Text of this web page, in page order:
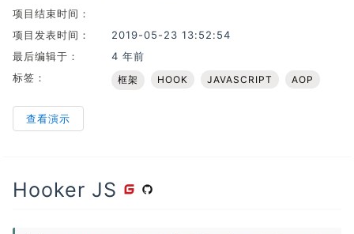
项目结束时间：
项目发表时间：
2019-05-23 13:52:54
最后编辑于：
4 年前
标签：
框架 HOOK JAVASCRIPT AOP
查看演示
Hooker JS